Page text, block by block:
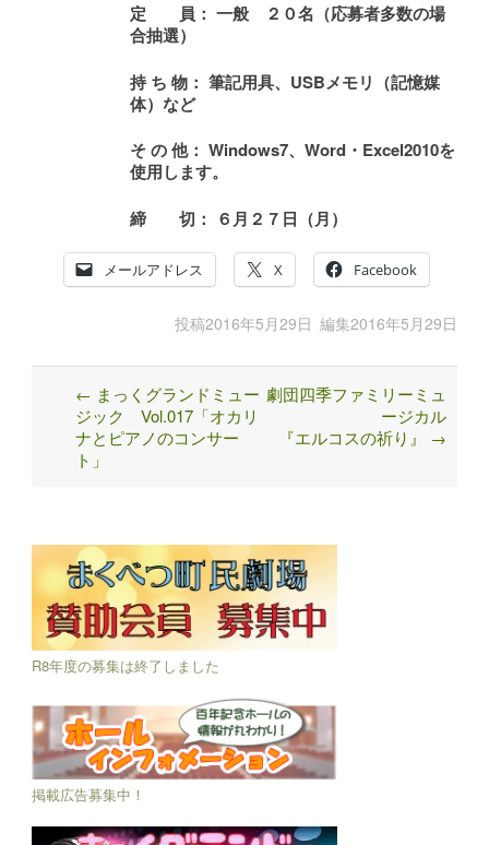
定 員 ： 一般 ２０名 （応募者多数の場
合抽選）
持 ち 物 ： 筆記用具、USBメモリ（記憶媒
体）など
そ の 他： Windows7、Word・Excel2010を
使用します。
締 切 ： ６月２７日（月）
メールアドレス X Facebook
投稿2016年5月29日 編集2016年5月29日
Post
navigation
← まっくグランドミュー
ジック Vol.017「オカリ
ナとピアノのコンサー
ト」
劇団四季ファミリーミュ
ージカル
『エルコスの祈り』
→
R8年度の募集は終了しました
掲載広告募集中！